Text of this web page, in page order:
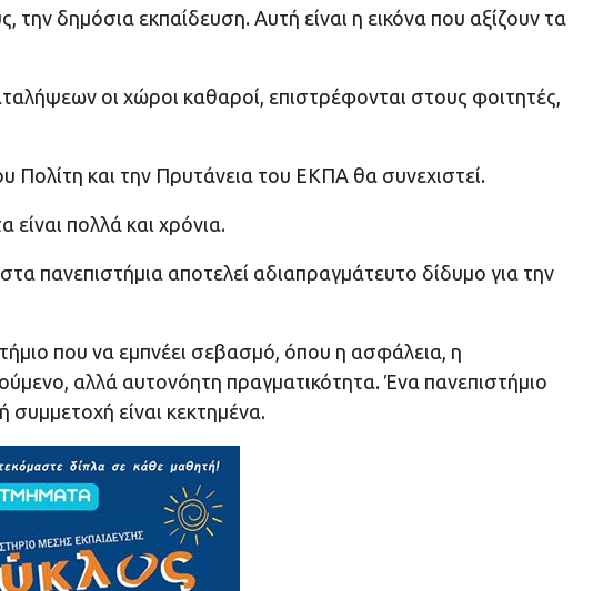
δημόσια εκπαίδευση. Αυτή είναι η εικόνα που αξίζουν τα
οι χώροι καθαροί, επιστρέφονται στους φοιτητές,
και την Πρυτάνεια του ΕΚΠΑ θα συνεχιστεί.
είναι πολλά και χρόνια.
πανεπιστήμια αποτελεί αδιαπραγμάτευτο δίδυμο για την
που να εμπνέει σεβασμό, όπου η ασφάλεια, η
αλλά αυτονόητη πραγματικότητα. Ένα πανεπιστήμιο
είναι κεκτημένα.